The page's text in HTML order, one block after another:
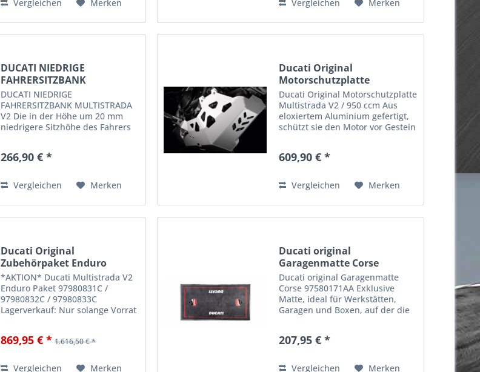
Vergleichen Merken Vergleichen Merken
DUCATI NIEDRIGE
FAHRERSITZBANK
MULTISTRADA V2
DUCATI NIEDRIGE
FAHRERSITZBANK MULTISTRADA
V2 Die in der Höhe um 20 mm
niedrigere Sitzhöhe des Fahrers
so mehr Stabilität, Sicherheit und
Neben...
266,90 € *
Vergleichen Merken
Ducati Original
Motorschutzplatte
Multistrada...
Ducati Original Motorschutzplatte
Multistrada V2 / 950 ccm Aus
eloxiertem Aluminium gefertigt,
schützt sie den Motor vor Gestein
MULTISTRADA 950 S,
wheels...
609,90 € *
Vergleichen Merken
Ducati Original
Zubehörpaket Enduro
Multistrada...
*AKTION* Ducati Multistrada V2
Enduro Paket 97980831C /
97980832C / 97980833C
Lagerverkauf: Nur solange Vorrat
Multistrada V2 / 950 ccm Vom
- nichts kann den...
869,95 € * 1.616,50 € *
Vergleichen Merken
Ducati original
Garagenmatte Corse
97580171AA
Ducati original Garagenmatte
Corse 97580171AA Exklusive
Matte, ideal für Werkstätten,
Garagen und Boxen, auf der die
kompakte, strapazierfähige
Filz...
207,95 € *
Vergleichen Merken